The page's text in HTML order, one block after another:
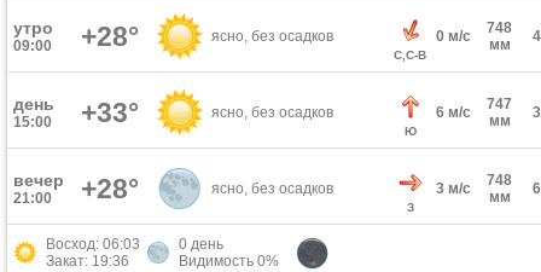
утро
09:00 +28° ясно, без осадков
С,С-В
0 м/с
748
мм
день
15:00 +33° ясно, без осадков
Ю
6 м/с
747
мм
вечер
21:00 +28° ясно, без осадков
З
3 м/с
748
мм
Восход: 06:03
Закат: 19:36
0 день
Видимость 0%